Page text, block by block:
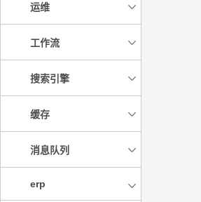
运维
工作流
搜索引擎
缓存
消息队列
erp